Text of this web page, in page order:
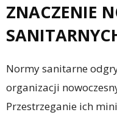
ZNACZENIE
Normy sanitarne
organizacji
Przestrzeganie ich